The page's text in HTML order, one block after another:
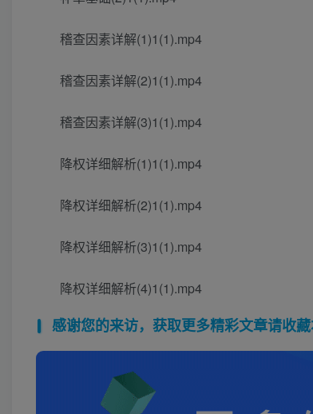
稽查因素详解(1)1(1).mp4
稽查因素详解(2)1(1).mp4
稽查因素详解(3)1(1).mp4
降权详细解析(1)1(1).mp4
降权详细解析(2)1(1).mp4
降权详细解析(3)1(1).mp4
降权详细解析(4)1(1).mp4
感谢您的来访，获取更多精彩文章请收藏